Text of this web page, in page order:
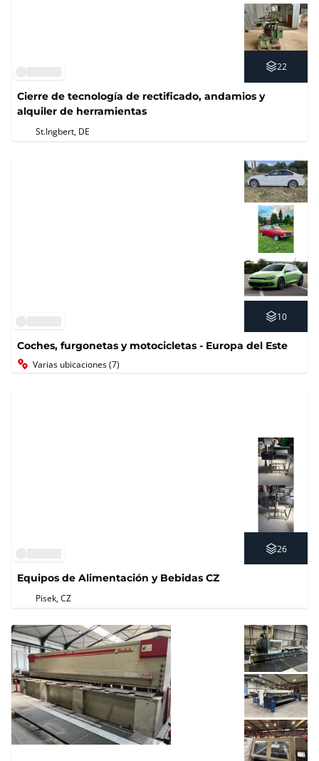
22
Cierre de tecnología de rectificado, andamios y
alquiler de herramientas
St.Ingbert, DE
10
Coches, furgonetas y motocicletas - Europa del Este
Varias ubicaciones (7)
26
Equipos de Alimentación y Bebidas CZ
Pisek, CZ